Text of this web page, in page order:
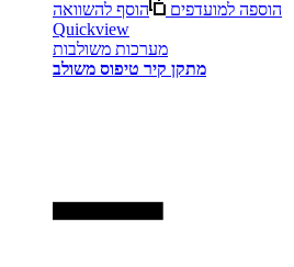
הוספה למועדפים
הוסף להשוואה
Quickview
מערכות משולבות
מתקן קיר טיפוס משולב